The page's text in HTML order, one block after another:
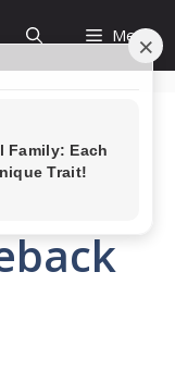
Menu
bei